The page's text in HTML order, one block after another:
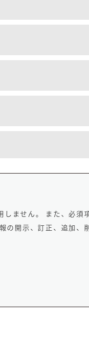
ません。 また、必須
の開示、訂正、追加、